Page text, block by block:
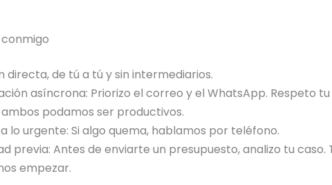
directa, de tú a tú y sin intermediarios.
asíncrona: Priorizo el correo y el WhatsApp. Respeto
podamos ser productivos.
lo urgente: Si algo quema, hablamos por teléfono.
previa: Antes de enviarte un presupuesto, analizo tu
empezar.